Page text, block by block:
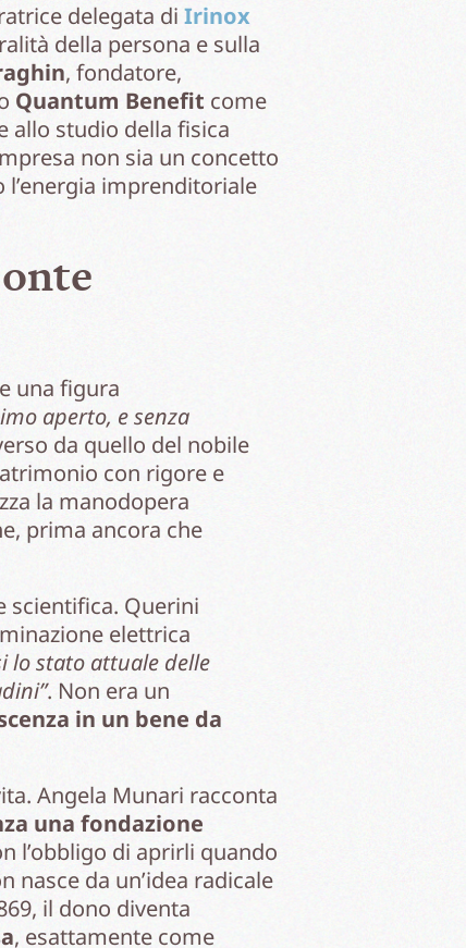
delegata di Irinox
della persona e sulla
, fondatore,
Quantum Benefit come
allo studio della fisica
non sia un concetto
imprenditoriale
una figura
aperto, e senza
da quello del nobile
con rigore e
la manodopera
prima ancora che
scientifica. Querini
elettrica
lo stato attuale delle
. Non era un
in un bene da
Angela Munari racconta
una fondazione
l’obbligo di aprirli quando
da un’idea radicale
il dono diventa
, esattamente come